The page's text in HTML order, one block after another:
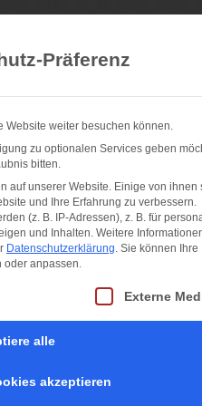
Präferenz
Website weiter besuchen können.
zu optionalen Services geben
bitten.
auf unserer Website. Einige von ihnen
und Ihre Erfahrung zu verbessern.
(z. B. IP-Adressen), z. B. für
und Inhalten. Weitere
Datenschutzerklärung. Sie können Ihre
oder anpassen.
eine Einwilligung erteilt werden
Externe
alle
akzeptieren